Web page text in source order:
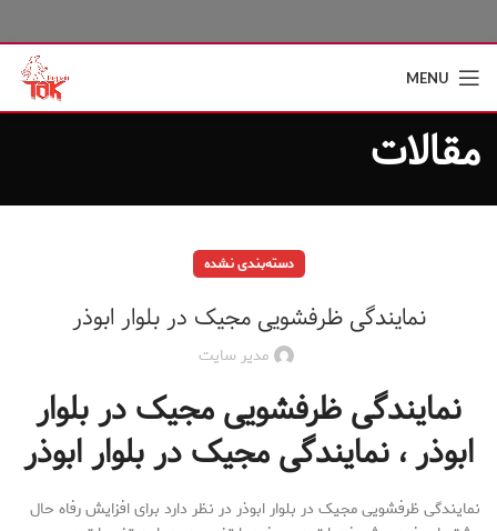
MENU
مقالات
دسته‌بندی نشده
نمایندگی ظرفشویی مجیک در بلوار ابوذر
مدیر سایت
نمایندگی ظرفشویی مجیک در بلوار
ابوذر ، نمایندگی مجیک در بلوار ابوذر
نمایندگی ظرفشویی مجیک در بلوار ابوذر در نظر دارد برای افزایش رفاه حال